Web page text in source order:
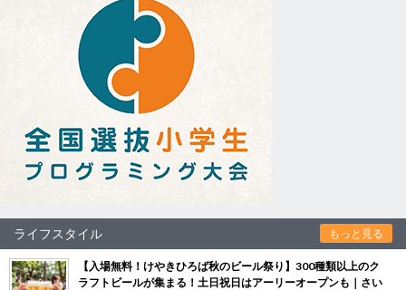
ライフスタイル もっと見る
【入場無料！けやきひろば秋のビール祭り】300種類以上のク
ラフトビールが集まる！土日祝日はアーリーオープンも｜さい